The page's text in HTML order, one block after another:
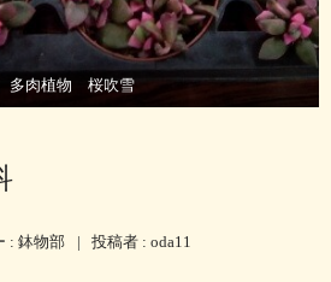
多肉植物 桜吹雪
: 鉢物部 | 投稿者 : oda11